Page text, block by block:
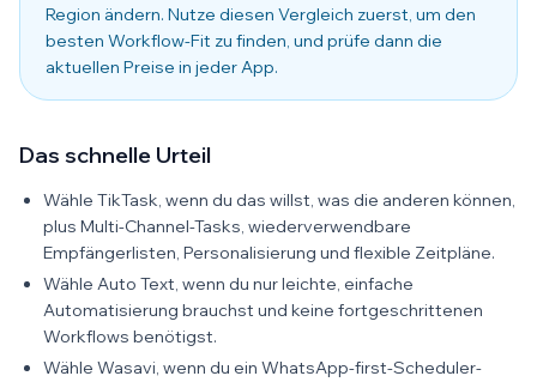
Region ändern. Nutze diesen Vergleich zuerst, um den
besten Workflow-Fit zu finden, und prüfe dann die
aktuellen Preise in jeder App.
Das schnelle Urteil
Wähle TikTask, wenn du das willst, was die anderen können,
plus Multi-Channel-Tasks, wiederverwendbare
Empfängerlisten, Personalisierung und flexible Zeitpläne.
Wähle Auto Text, wenn du nur leichte, einfache
Automatisierung brauchst und keine fortgeschrittenen
Workflows benötigst.
Wähle Wasavi, wenn du ein WhatsApp-first-Scheduler-